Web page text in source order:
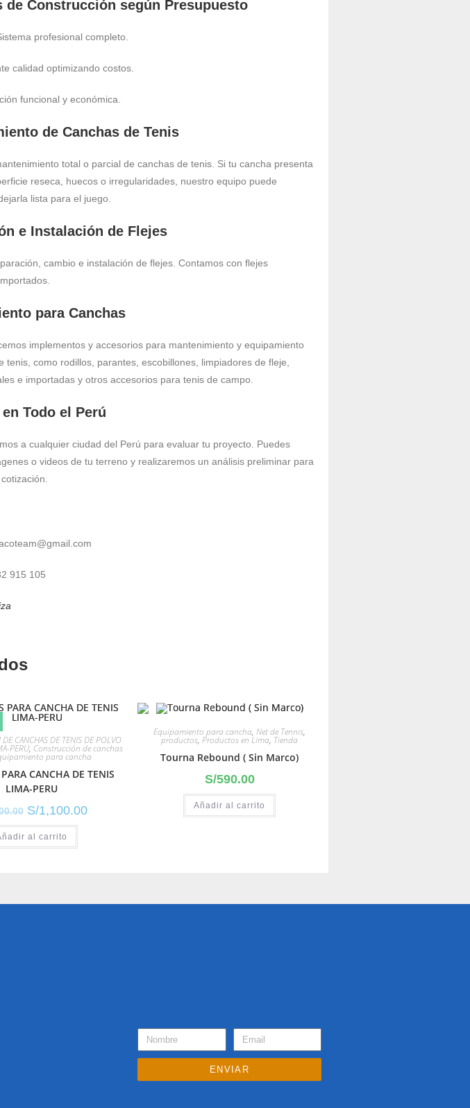
de Construcción según Presupuesto
profesional completo.
calidad optimizando costos.
funcional y económica.
de Canchas de Tenis
total o parcial de canchas de tenis. Si tu cancha presenta
reseca, huecos o irregularidades, nuestro equipo puede
lista para el juego.
e Instalación de Flejes
cambio e instalación de flejes. Contamos con flejes
para Canchas
implementos y accesorios para mantenimiento y equipamiento
tenis, como rodillos, parantes, escobillones, limpiadores de fleje,
e importadas y otros accesorios para tenis de campo.
Todo el Perú
a cualquier ciudad del Perú para evaluar tu proyecto. Puedes
o videos de tu terreno y realizaremos un análisis preliminar para
915 105
CANCHAS DE TENIS DE POLVO
PERU, Construcción de canchas
para cancha
CANCHA DE TENIS
LIMA-PERU
S/1,100.00
al carrito
Equipamiento para cancha, Net de Tennis,
productos, Productos en Lima, Tienda
Tourna Rebound ( Sin Marco)
S/590.00
Añadir al carrito
ENVIAR